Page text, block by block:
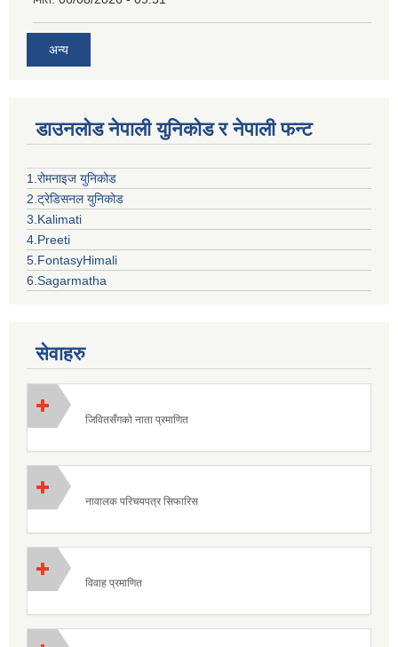
अन्य
डाउनलोड नेपाली युनिकोड र नेपाली फन्ट
1.रोमनाइज युनिकोड
2.ट्रेडिसनल युनिकोड
3.Kalimati
4.Preeti
5.FontasyHimali
6.Sagarmatha
सेवाहरु
जिवितसँगको नाता प्रमाणित
नावालक परिचयपत्र सिफारिस
विवाह प्रमाणित